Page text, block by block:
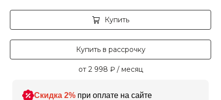
Купить
Купить в рассрочку
от 2 998 ₽/ месяц
Скидка 2% при оплате на сайте